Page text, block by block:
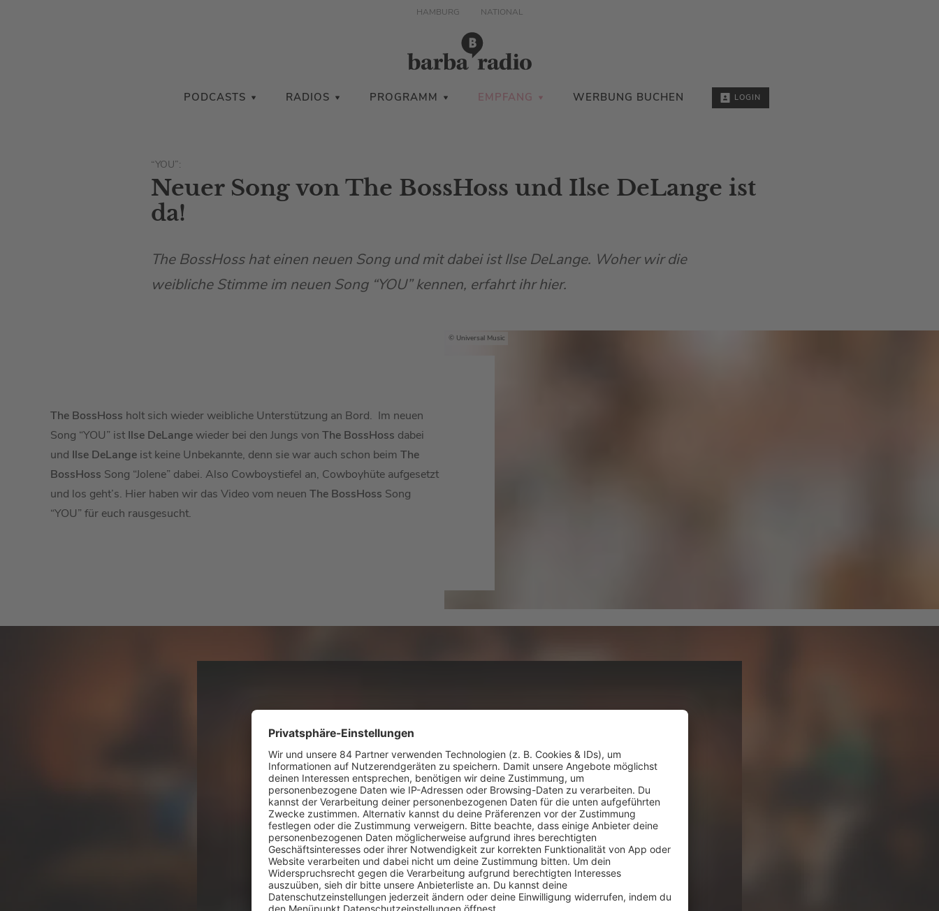
HAMBURG NATIONAL
PODCASTS RADIOS PROGRAMM EMPFANG WERBUNG BUCHEN LOGIN
“YOU”:
Neuer Song von The BossHoss und Ilse DeLange ist
da!
The BossHoss hat einen neuen Song und mit dabei ist Ilse DeLange. Woher wir die
weibliche Stimme im neuen Song “YOU” kennen, erfahrt ihr hier.
Universal Music
The BossHoss holt sich wieder weibliche Unterstützung an Bord. Im neuen
Song “YOU” ist Ilse DeLangewieder bei den Jungs von The BossHoss dabei
und Ilse DeLange ist keine Unbekannte, denn sie war auch schon beim The
BossHoss Song “Jolene” dabei. Also Cowboystiefel an, Cowboyhüte aufgesetzt
und los geht’s. Hier haben wir das Video vom neuen The BossHoss Song
“YOU” für euch rausgesucht.